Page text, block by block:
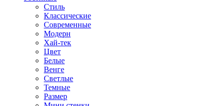
Стиль
Классические
Современные
Модерн
Хай-тек
Цвет
Белые
Венге
Светлые
Темные
Размер